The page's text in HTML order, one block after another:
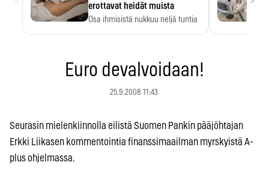
erottavat heidät muista
Osa ihmisistä nukkuu neljä tuntia
Euro devalvoidaan!
25.9.2008 11:43
Seurasin mielenkiinnolla eilistä Suomen Pankin pääjöhtajan
Erkki Liikasen kommentointia finanssimaailman myrskyistä A-
plus ohjelmassa.